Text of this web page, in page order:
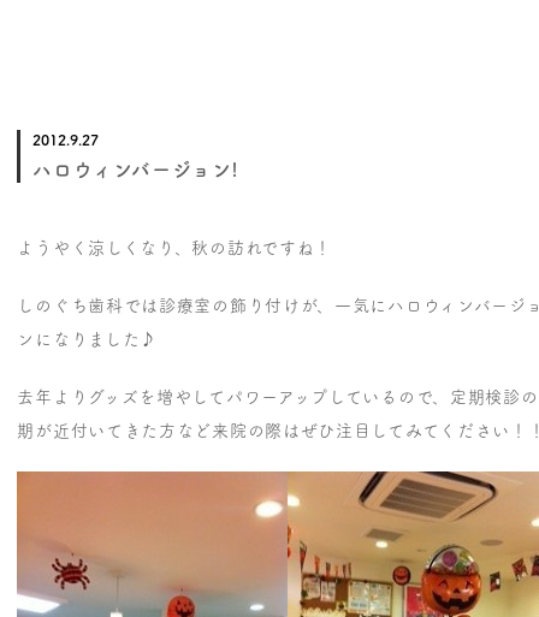
2012.9.27
ハロウィンバージョン!
ようやく涼しくなり、秋の訪れですね！
しのぐち歯科では診療室の飾り付けが、一気にハロウィンバージ
ンになりました♪
去年よりグッズを増やしてパワーアップしているので、定期検診
期が近付いてきた方など来院の際はぜひ注目してみてください！